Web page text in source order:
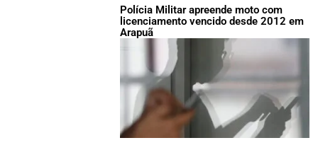
Polícia Militar apreende moto com
licenciamento vencido desde 2012 em
Arapuã